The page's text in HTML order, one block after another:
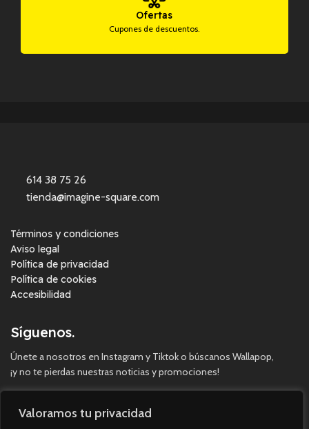
Valoramos tu privacidad
Ofertas
Cupones de descuentos.
614 38 75 26
tienda@imagine-square.com
Términos y condiciones
Aviso legal
Política de privacidad
Política de cookies
Accesibilidad
Síguenos.
Únete a nosotros en Instagram y Tiktok o búscanos Wallapop,
¡y no te pierdas nuestras noticias y promociones!